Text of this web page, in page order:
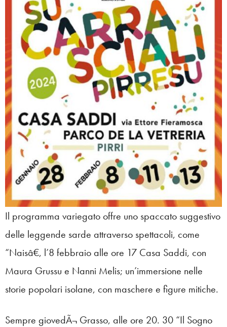
Il programma variegato offre uno spaccato suggestivo
delle leggende sarde attraverso spettacoli, come
“Naisâ€, l’8 febbraio alle ore 17 Casa Saddi, con
Maura Grussu e Nanni Melis; un’immersione nelle
storie popolari isolane, con maschere e figure mitiche.
Sempre giovedÃ¬ Grasso, alle ore 20. 30 “Il Sogno